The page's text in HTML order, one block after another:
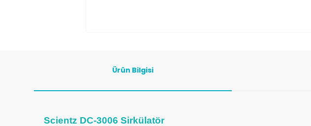
Ürün Bilgisi
Scientz DC-3006 Sirkülatör